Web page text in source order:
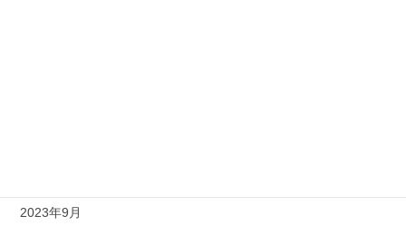
2023年9月